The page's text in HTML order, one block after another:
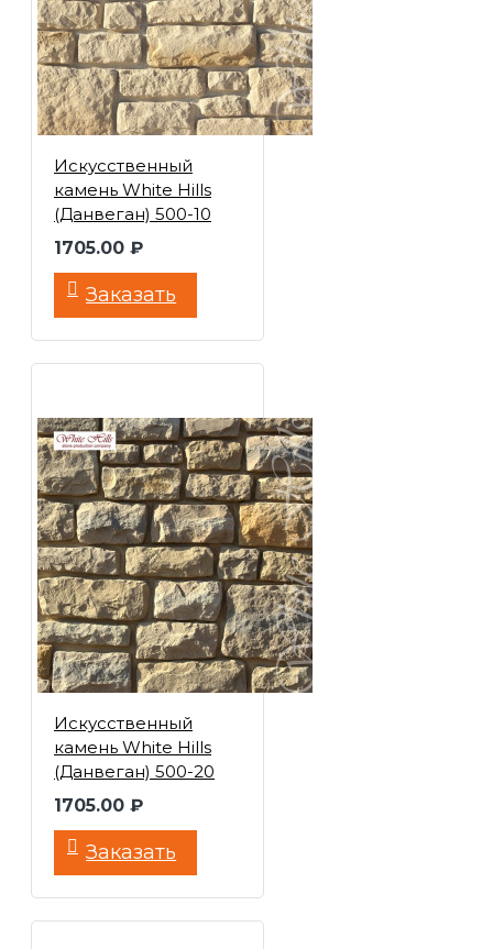
Искусственный
камень White Hills
(Данвеган) 500-10
1705.00 ₽
Заказать
Искусственный
камень White Hills
(Данвеган) 500-20
1705.00 ₽
Заказать